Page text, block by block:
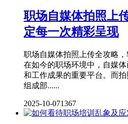
职场自媒体拍照上
定每一次精彩呈现
职场自媒体拍照上传全攻略
在如今的职场环境中，自媒
和工作成果的重要平台。而
组成部......
2025-10-071367